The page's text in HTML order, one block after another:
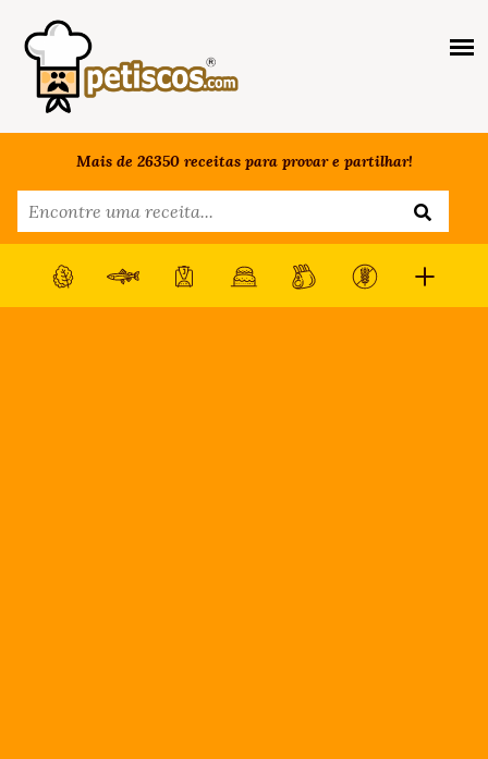
Mais de 26350 receitas para provar e partilhar!